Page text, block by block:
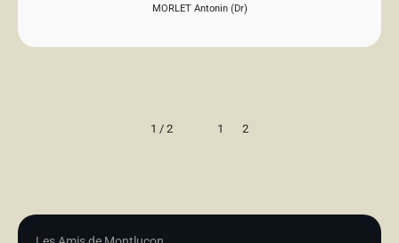
MORLET Antonin (Dr)
1 / 2 1 2